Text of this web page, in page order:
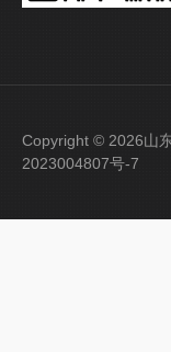
Copyright © 2026山
2023004807号-7